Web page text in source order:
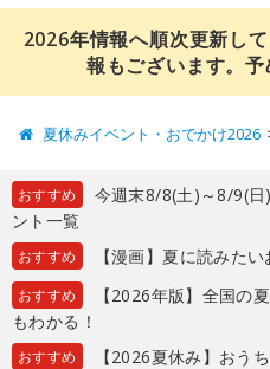
2026年情報へ順次更新し
報もございます。予
夏休みイベント・おでかけ2026
おすすめ
今週末8/8(土)～8/9(
ント一覧
おすすめ 【漫画】夏に読みた
おすすめ
【2026年版】全国の
もわかる！
おすすめ
【2026夏休み】おう